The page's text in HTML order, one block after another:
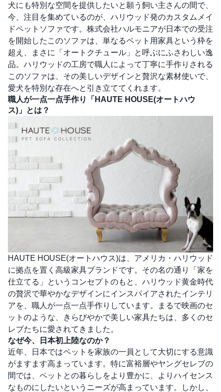
犬にも特別な空間を提供したいと願う飼い主さんの間で、
今、注目を集めているのが、ハリウッド発のカスタムメイ
ドペットソファです。株式会社ハルモニアが日本での受注
を開始したこのソファは、単なるペット用家具という枠を
超え、まさに「オートクチュール」と呼ぶにふさわしい逸
品。ハリウッドの工房で職人によって丁寧に手作りされる
このソファは、その美しいデザインと贅沢な素材使いで、
愛犬を特別な存在へと引き立ててくれます。
職人が一点一点手作り「HAUTE HOUSE(オートハウ
ス)」とは？
HAUTE HOUSE(オートハウス)は、アメリカ・ハリウッド
に拠点を置く高級家具ブランドです。その名の通り「家を
仕立てる」というコンセプトのもと、ハリウッド黄金時代
の贅沢で華やかなデザインにインスパイアされたインテリ
アを、職人が一点一点手作りしています。まるで映画のセ
ットのような、きらびやかで美しい家具たちは、多くのセ
レブたちに愛されてきました。
なぜ今、日本初上陸なのか？
近年、日本ではペットを家族の一員として大切にする意識
がますます高まっています。特に富裕層やヤングセレブの
間では、ペットとの暮らしをより豊かに、よりハイセンス
なものにしたいというニーズが高まっています。しかし、